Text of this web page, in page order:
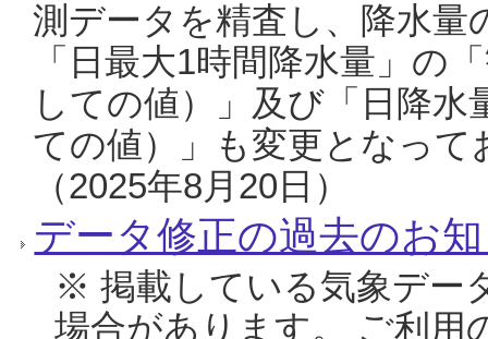
測データを精査し、降水
「日最大1時間降水量」の
しての値）」及び「日降
ての値）」も変更となっ
（2025年8月20日）
データ修正の過去のお
※ 掲載している気象デー
場合があります。 ご利用